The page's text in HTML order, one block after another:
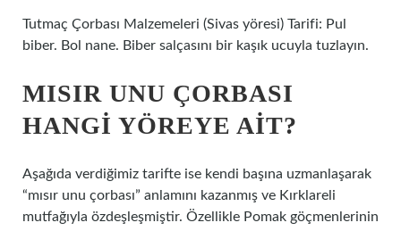
Tutmaç Çorbası Malzemeleri (Sivas yöresi) Tarifi: Pul
biber. Bol nane. Biber salçasını bir kaşık ucuyla tuzlayın.
MISIR UNU ÇORBASI
HANGI YÖREYE AIT?
Aşağıda verdiğimiz tarifte ise kendi başına uzmanlaşarak
“mısır unu çorbası” anlamını kazanmış ve Kırklareli
mutfağıyla özdeşleşmiştir. Özellikle Pomak göçmenlerinin